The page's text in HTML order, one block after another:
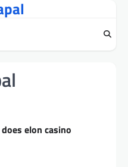
elon casino